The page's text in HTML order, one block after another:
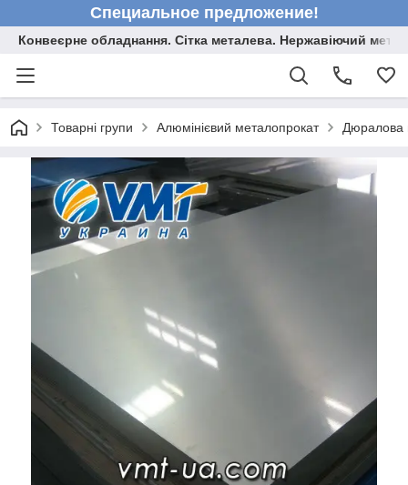
Специальное предложение!
Конвеєрне обладнання. Сітка металева. Нержавіючий
Товарні групи Алюмінієвий металопрокат Дюралова